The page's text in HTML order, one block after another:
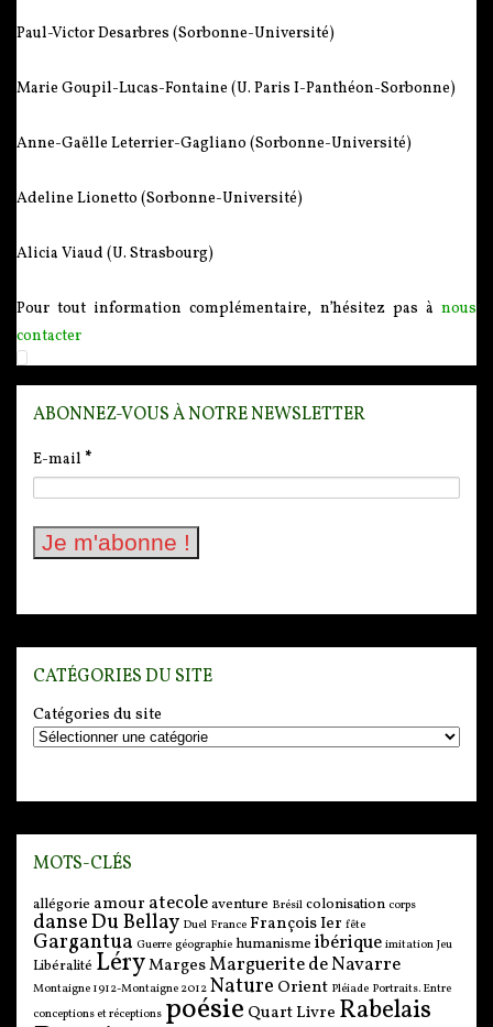
Paul-Victor Desarbres (Sorbonne-Université)
Marie Goupil-Lucas-Fontaine (U. Paris I-Panthéon-Sorbonne)
Anne-Gaëlle Leterrier-Gagliano (Sorbonne-Université)
Adeline Lionetto (Sorbonne-Université)
Alicia Viaud (U. Strasbourg)
Pour tout information complémentaire, n’hésitez pas à nous
contacter
ABONNEZ-VOUS À NOTRE NEWSLETTER
E-mail *
CATÉGORIES DU SITE
Catégories du site
MOTS-CLÉS
allégorie amour atecoleaventure Brésil colonisation corps
danseDu Bellay Duel France François Ier fête
Gargantua Guerre géographie humanisme ibérique imitation Jeu
Libéralité LéryMargesMarguerite de Navarre
Montaigne 1912-Montaigne 2012 Nature Orient Pléiade Portraits. Entre
conceptions et réceptions poésie Quart Livre Rabelais